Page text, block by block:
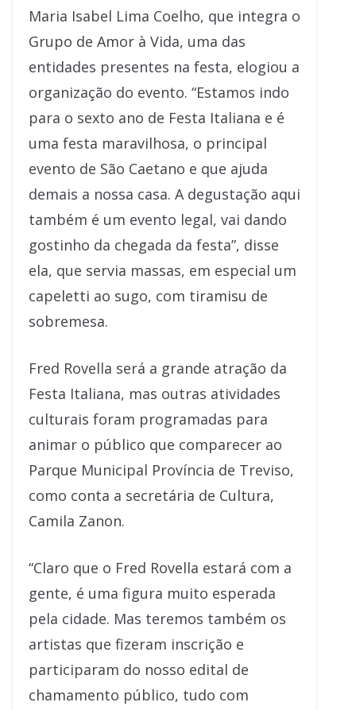
Maria Isabel Lima Coelho, que integra o
Grupo de Amor à Vida, uma das
entidades presentes na festa, elogiou a
organização do evento. “Estamos indo
para o sexto ano de Festa Italiana e é
uma festa maravilhosa, o principal
evento de São Caetano e que ajuda
demais a nossa casa. A degustação aqui
também é um evento legal, vai dando
gostinho da chegada da festa”, disse
ela, que servia massas, em especial um
capeletti ao sugo, com tiramisu de
sobremesa.
Fred Rovella será a grande atração da
Festa Italiana, mas outras atividades
culturais foram programadas para
animar o público que comparecer ao
Parque Municipal Província de Treviso,
como conta a secretária de Cultura,
Camila Zanon.
“Claro que o Fred Rovella estará com a
gente, é uma figura muito esperada
pela cidade. Mas teremos também os
artistas que fizeram inscrição e
participaram do nosso edital de
chamamento público, tudo com